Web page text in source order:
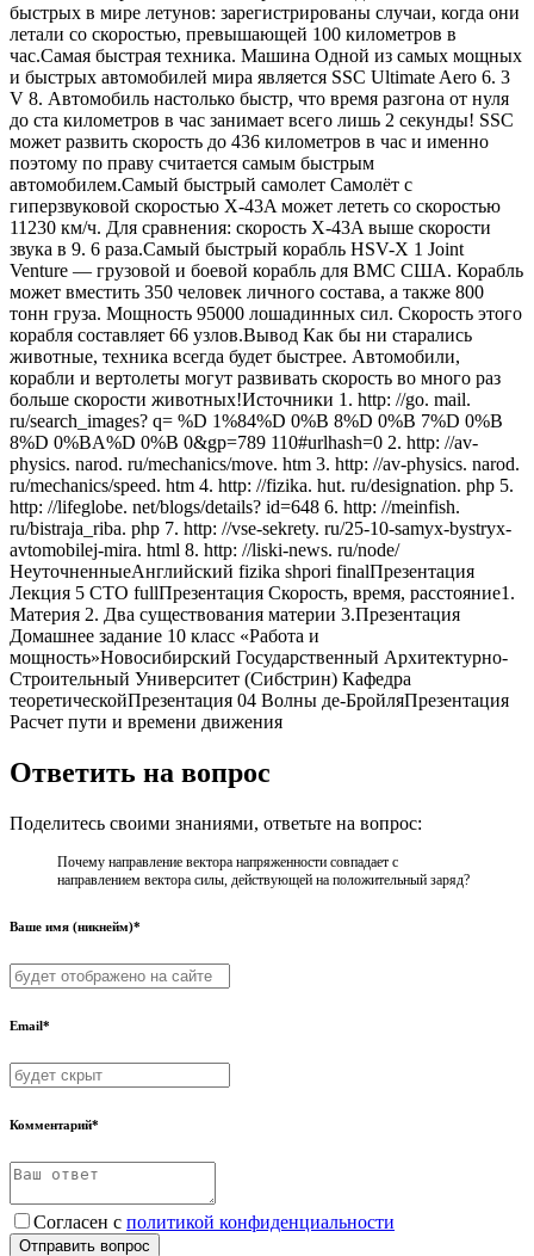
быстрых в мире летунов: зарегистрированы случаи, когда они
летали со скоростью, превышающей 100 километров в
час.Самая быстрая техника. Машина Одной из самых мощных
и быстрых автомобилей мира является SSC Ultimate Aero 6. 3
V 8. Автомобиль настолько быстр, что время разгона от нуля
до ста километров в час занимает всего лишь 2 секунды! SSC
может развить скорость до 436 километров в час и именно
поэтому по праву считается самым быстрым
автомобилем.Самый быстрый самолет Самолёт с
гиперзвуковой скоростью X-43A может лететь со скоростью
11230 км/ч. Для сравнения: скорость X-43A выше скорости
звука в 9. 6 раза.Самый быстрый корабль HSV-X 1 Joint
Venture — грузовой и боевой корабль для ВМС США. Корабль
может вместить 350 человек личного состава, а также 800
тонн груза. Мощность 95000 лошадинных сил. Скорость этого
корабля составляет 66 узлов.Вывод Как бы ни старались
животные, техника всегда будет быстрее. Автомобили,
корабли и вертолеты могут развивать скорость во много раз
больше скорости животных!Источники 1. http: //go. mail.
ru/search_images? q= %D 1%84%D 0%B 8%D 0%B 7%D 0%B
8%D 0%BA%D 0%B 0&gp=789 110#urlhash=0 2. http: //av-
physics. narod. ru/mechanics/move. htm 3. http: //av-physics. narod.
ru/mechanics/speed. htm 4. http: //fizika. hut. ru/designation. php 5.
http: //lifeglobe. net/blogs/details? id=648 6. http: //meinfish.
ru/bistraja_riba. php 7. http: //vse-sekrety. ru/25-10-samyx-bystryx-
avtomobilej-mira. html 8. http: //liski-news. ru/node/
НеуточненныеАнглийский fizika shpori finalПрезентация
Лекция 5 СТО fullПрезентация Скорость, время, расстояние1.
Материя 2. Два существования материи 3.Презентация
Домашнее задание 10 класс «Работа и
мощность»Новосибирский Государственный Архитектурно-
Строительный Университет (Сибстрин) Кафедра
теоретическойПрезентация 04 Волны де-БройляПрезентация
Расчет пути и времени движения
Ответить на вопрос
Поделитесь своими знаниями, ответьте на вопрос:
Почему направление вектора напряженности совпадает с
направлением вектора силы, действующей на положительный заряд?
Ваше имя (никнейм)*
Email*
Комментарий*
Согласен с политикой конфиденциальности
Отправить вопрос